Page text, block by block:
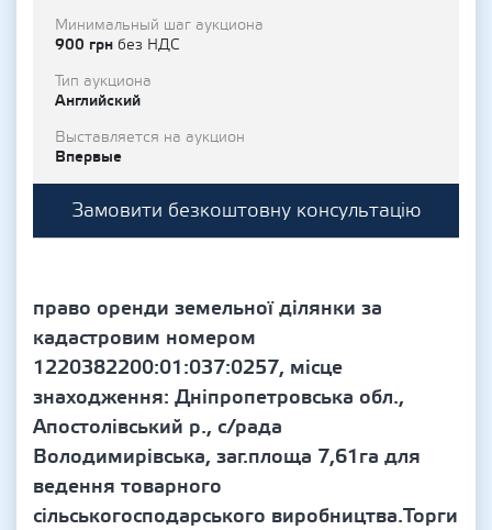
Минимальный шаг аукциона
900 грн без НДС
Тип аукциона
Английский
Выставляется на аукцион
Впервые
Замовити безкоштовну консультацію
право оренди земельної ділянки за
кадастровим номером
1220382200:01:037:0257, місце
знаходження: Дніпропетровська обл.,
Апостолівський р., с/рада
Володимирівська, заг.площа 7,61га для
ведення товарного
сільськогосподарського виробництва.Торги